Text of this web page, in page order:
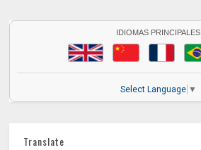
IDIOMAS PRINCIPALES
Select Language ▼
Translate